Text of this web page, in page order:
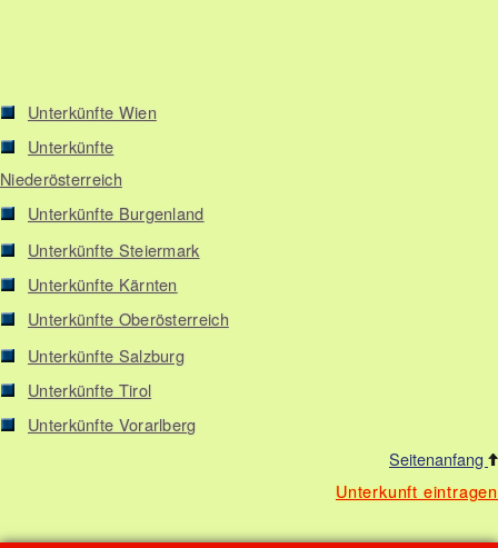
Unterkünfte Wien
Unterkünfte
Niederösterreich
Unterkünfte Burgenland
Unterkünfte Steiermark
Unterkünfte Kärnten
Unterkünfte Oberösterreich
Unterkünfte Salzburg
Unterkünfte Tirol
Unterkünfte Vorarlberg
Seitenanfang
Unterkunft eintragen